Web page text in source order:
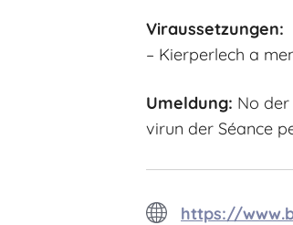
Viraussetzungen:
– Kierperlech a
Umeldung: No
virun der Séance
https://